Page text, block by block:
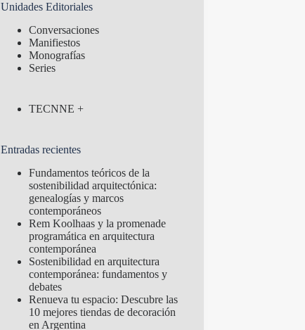
Unidades Editoriales
Conversaciones
Manifiestos
Monografías
Series
TECNNE +
Entradas recientes
Fundamentos teóricos de la
sostenibilidad arquitectónica:
genealogías y marcos
contemporáneos
Rem Koolhaas y la promenade
programática en arquitectura
contemporánea
Sostenibilidad en arquitectura
contemporánea: fundamentos y
debates
Renueva tu espacio: Descubre las
10 mejores tiendas de decoración
en Argentina